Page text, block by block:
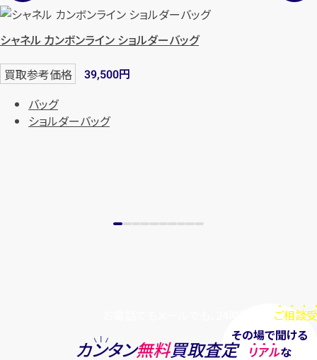
シャネル カンボンライン ショルダーバッグ
買取参考価格 39,500円
バッグ
ショルダーバッグ
ご相談
その場で聞ける
リアルな
カンタン無料買取査定